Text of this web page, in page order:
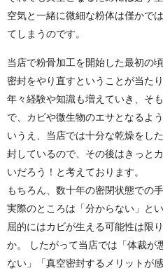
空気と一緒に微細な粉体は僅かで
てしまうのです。
当店で粉骨加工を開始した最初の
密封をやり直すということが当た
年々経験や知識も増えていき、そ
で、カビや微生物のエサとなるよ
いうえ、当店では十分な乾燥をし
封しているので、その後はきっと
いだろう！と考えております。
もちろん、数十年の密閉状態での
実際のところは「分からない」と
屈的にはカビが生える可能性は限
か。 したがって当店では「体裁が
ない」「真空密封するメリットが